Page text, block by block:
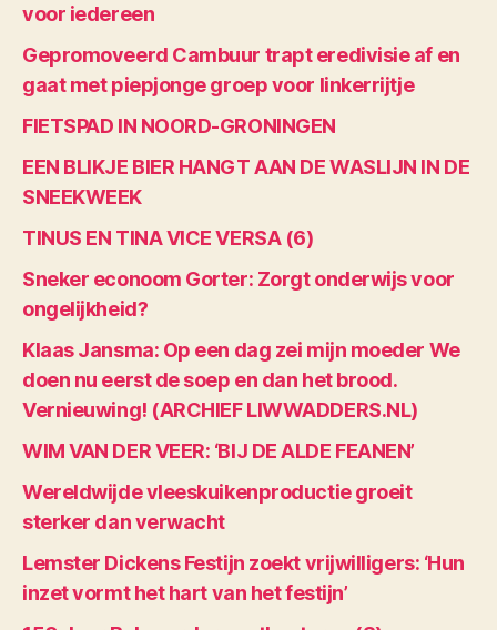
voor iedereen
Gepromoveerd Cambuur trapt eredivisie af en
gaat met piepjonge groep voor linkerrijtje
FIETSPAD IN NOORD-GRONINGEN
EEN BLIKJE BIER HANGT AAN DE WASLIJN IN DE
SNEEKWEEK
TINUS EN TINA VICE VERSA (6)
Sneker econoom Gorter: Zorgt onderwijs voor
ongelijkheid?
Klaas Jansma: Op een dag zei mijn moeder We
doen nu eerst de soep en dan het brood.
Vernieuwing! (ARCHIEF LIWWADDERS.NL)
WIM VAN DER VEER: ‘BIJ DE ALDE FEANEN’
Wereldwijde vleeskuikenproductie groeit
sterker dan verwacht
Lemster Dickens Festijn zoekt vrijwilligers: ‘Hun
inzet vormt het hart van het festijn’